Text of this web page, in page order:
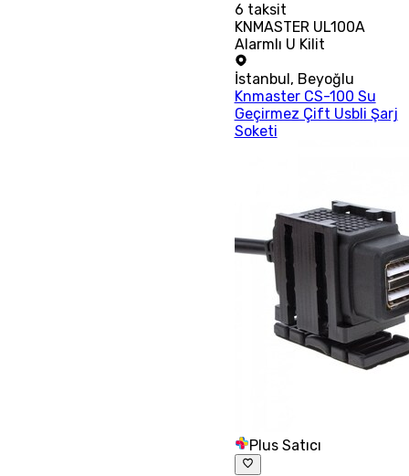
6 taksit
KNMASTER UL100A
Alarmlı U Kilit
İstanbul , Beyoğlu
Knmaster CS-100 Su
Geçirmez Çift Usbli Şarj
Soketi
Plus Satıcı